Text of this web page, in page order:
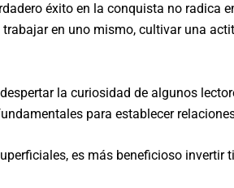
éxito en la conquista no radica
en uno mismo, cultivar una
la curiosidad de algunos
para establecer
es más beneficioso